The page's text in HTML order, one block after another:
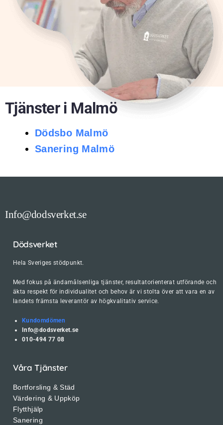
Tjänster i Malmö
Dödsbo Malmö
Sanering Malmö
Info@dodsverket.se
Dödsverket
Hela Sveriges stödpunkt.
Med fokus på ändamålsenliga tjänster, resultatorienterat utförande och
äkta respekt för individualitet och behov är vi stolta över att vara en av
landets främsta leverantör av högkvalitativ service.
Kundomdömen
Info@dodsverket.se
010-494 77 08
Våra Tjänster
Bortforsling & Städ
Värdering & Uppköp
Flytthjälp
Sanering